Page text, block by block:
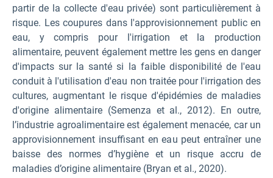
partir de la collecte d'eau privée) sont particulièrement à
risque. Les coupures dans l'approvisionnement public en
eau, y compris pour l'irrigation et la production
alimentaire, peuvent également mettre les gens en danger
d'impacts sur la santé si la faible disponibilité de l'eau
conduit à l'utilisation d'eau non traitée pour l'irrigation des
cultures, augmentant le risque d'épidémies de maladies
d'origine alimentaire (Semenza et al., 2012). En outre,
l’industrie agroalimentaire est également menacée, car un
approvisionnement insuffisant en eau peut entraîner une
baisse des normes d’hygiène et un risque accru de
maladies d’origine alimentaire (Bryan et al., 2020).